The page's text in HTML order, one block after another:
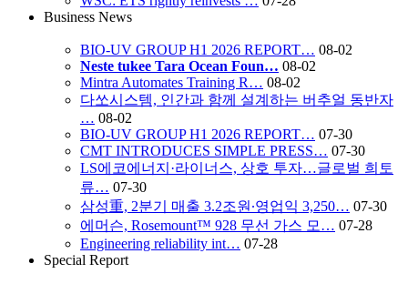
Business News
BIO-UV GROUP H1 2026 REPORT… 08-02
Neste tukee Tara Ocean Foun… 08-02
Mintra Automates Training R… 08-02
다쏘시스템, 인간과 함께 설계하는 버추얼 동반자
… 08-02
BIO-UV GROUP H1 2026 REPORT… 07-30
CMT INTRODUCES SIMPLE PRESS… 07-30
LS에코에너지·라이너스, 상호 투자…글로벌 희토
류… 07-30
삼성重, 2분기 매출 3.2조원∙영업익 3,250… 07-30
에머슨, Rosemount™ 928 무선 가스 모… 07-28
Engineering reliability int… 07-28
Special Report